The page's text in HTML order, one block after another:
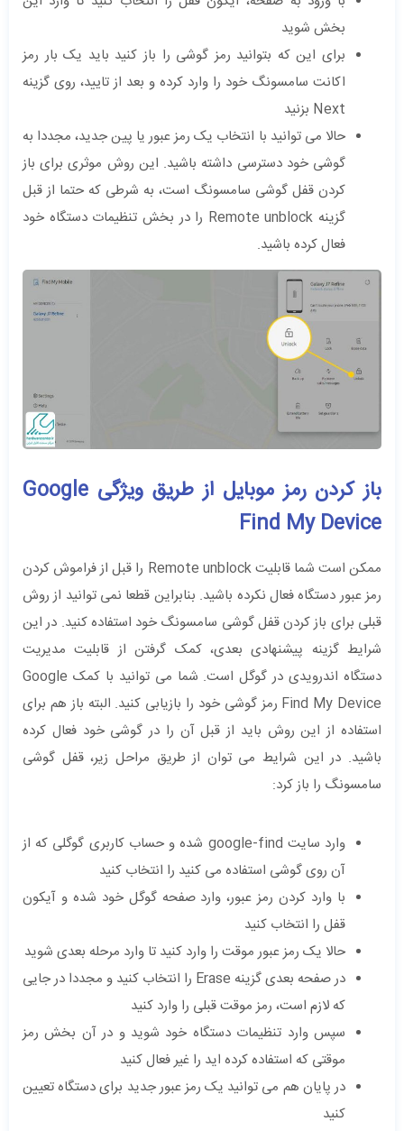
بخش شوید
برای این که بتوانید رمز گوشی را باز کنید باید یک بار رمز
اکانت سامسونگ خود را وارد کرده و بعد از تایید، روی گزینه
Next بزنید
حالا می توانید با انتخاب یک رمز عبور یا پین جدید، مجددا به
گوشی خود دسترسی داشته باشید. این روش موثری برای باز
کردن قفل گوشی سامسونگ است، به شرطی که حتما از قبل
گزینه Remote unblock را در بخش تنظیمات دستگاه خود
فعال کرده باشید.
باز کردن رمز موبایل از طریق ویژگی Google
Find My Device
ممکن است شما قابلیت Remote unblock را قبل از فراموش کردن
رمز عبور دستگاه فعال نکرده باشید. بنابراین قطعا نمی توانید از روش
قبلی برای باز کردن قفل گوشی سامسونگ خود استفاده کنید. در این
شرایط گزینه پیشنهادی بعدی، کمک گرفتن از قابلیت مدیریت
دستگاه اندرویدی در گوگل است. شما می توانید با کمک Google
Find My Device رمز گوشی خود را بازیابی کنید. البته باز هم برای
استفاده از این روش باید از قبل آن را در گوشی خود فعال کرده
باشید. در این شرایط می توان از طریق مراحل زیر، قفل گوشی
سامسونگ را باز کرد:
وارد سایت google-find شده و حساب کاربری گوگلی که از
آن روی گوشی استفاده می کنید را انتخاب کنید
با وارد کردن رمز عبور، وارد صفحه گوگل خود شده و آیکون
قفل را انتخاب کنید
حالا یک رمز عبور موقت را وارد کنید تا وارد مرحله بعدی شوید
در صفحه بعدی گزینه Erase را انتخاب کنید و مجددا در جایی
که لازم است، رمز موقت قبلی را وارد کنید
سپس وارد تنظیمات دستگاه خود شوید و در آن بخش رمز
موقتی که استفاده کرده اید را غیر فعال کنید
در پایان هم می توانید یک رمز عبور جدید برای دستگاه تعیین
کنید